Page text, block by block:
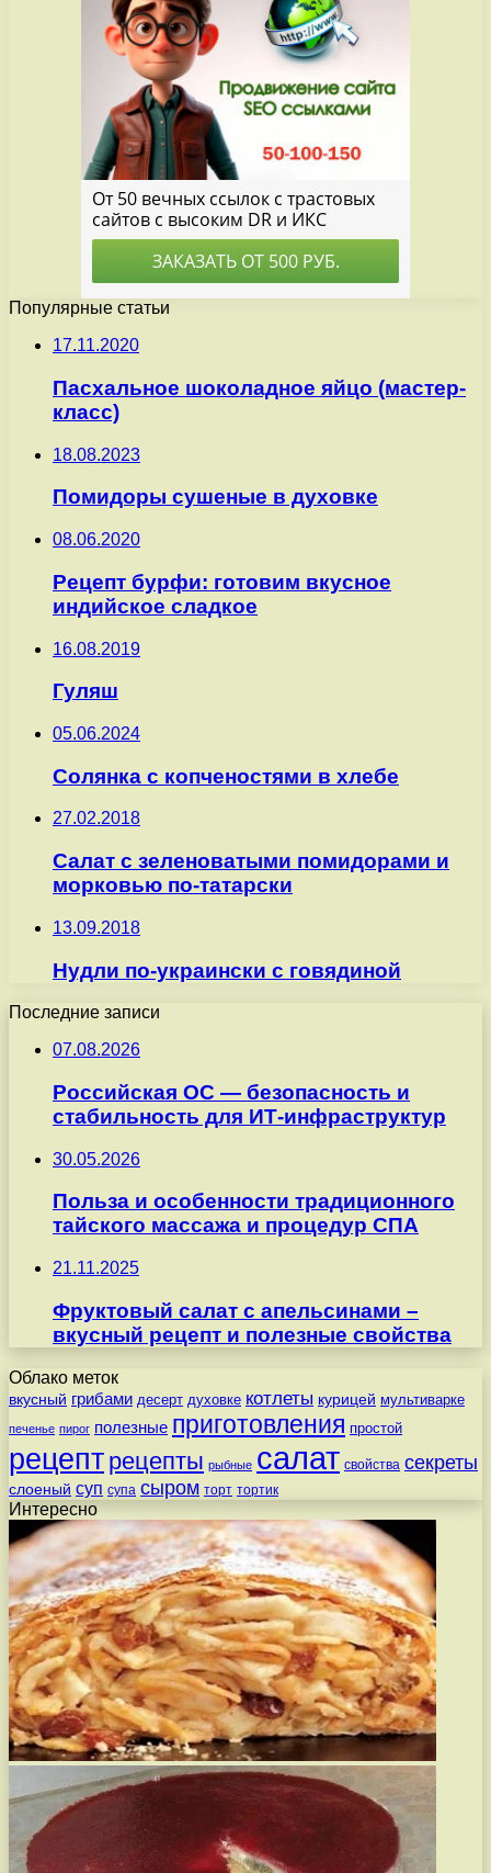
Популярные статьи
17.11.2020
Пасхальное шоколадное яйцо (мастер-
класс)
18.08.2023
Помидоры сушеные в духовке
08.06.2020
Рецепт бурфи: готовим вкусное
индийское сладкое
16.08.2019
Гуляш
05.06.2024
Солянка с копченостями в хлебе
27.02.2018
Салат с зеленоватыми помидорами и
морковью по-татарски
13.09.2018
Нудли по-украински с говядиной
Последние записи
07.08.2026
Российская ОС — безопасность и
стабильность для ИТ-инфраструктур
30.05.2026
Польза и особенности традиционного
тайского массажа и процедур СПА
21.11.2025
Фруктовый салат с апельсинами –
вкусный рецепт и полезные свойства
Облако меток
вкусный грибами десерт духовке котлеты курицей мультиварке
печенье пирог полезные приготовления простой
рецепт рецепты рыбные салат свойства секреты
слоеный суп супа сыром торт тортик
Интересно